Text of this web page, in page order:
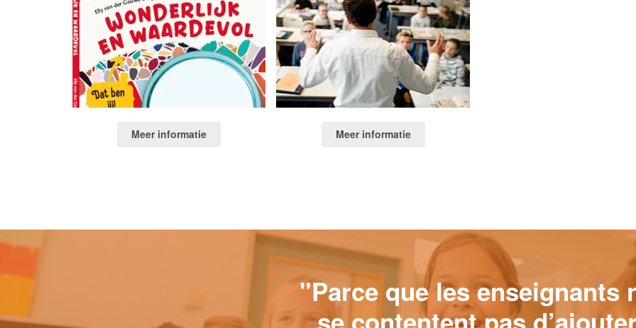
Meer informatie Meer informatie
"Parce que les enseignants